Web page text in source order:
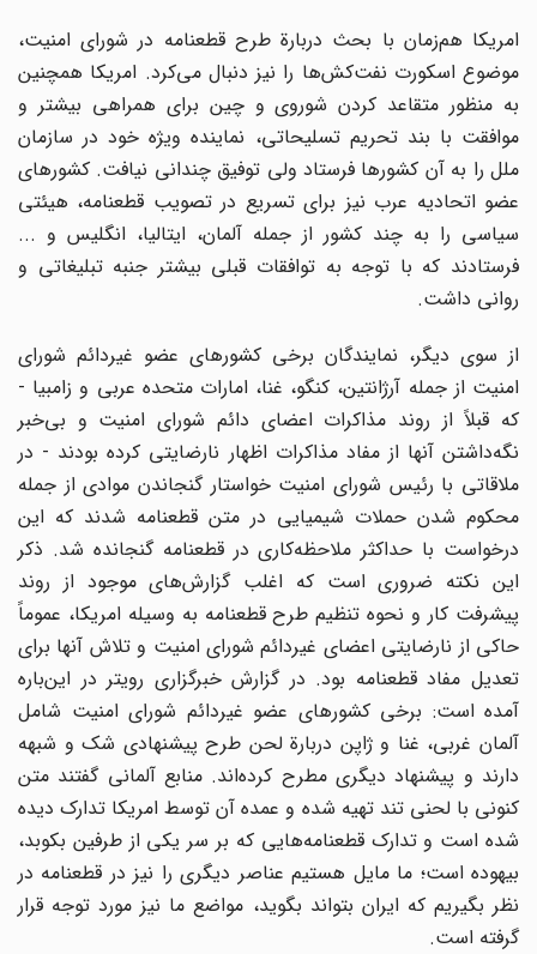
امریکا هم‌زمان با بحث دربارة طرح قطعنامه در شورای امنیت،
موضوع اسکورت نفت‌کش‌ها را نیز دنبال می‌کرد. امریکا همچنین
به منظور متقاعد کردن شوروی و چین برای همراهی بیشتر و
موافقت با بند تحریم تسلیحاتی، نماینده ویژه خود در سازمان
ملل را به آن کشورها فرستاد ولی توفیق چندانی نیافت. کشورهای
عضو اتحادیه عرب نیز برای تسریع در تصویب قطعنامه، هیئتی
سیاسی را به چند کشور از جمله آلمان، ایتالیا، انگلیس و ...
فرستادند که با توجه به توافقات قبلی بیشتر جنبه تبلیغاتی و
روانی داشت.
از سوی دیگر، نمایندگان برخی کشورهای عضو غیردائم شورای
امنیت از جمله آرژانتین، کنگو، غنا، امارات متحده عربی و زامبیا -
که قبلاً از روند مذاکرات اعضای دائم شورای امنیت و بی‌خبر
نگه‌داشتن آنها از مفاد مذاکرات اظهار نارضایتی کرده بودند - در
ملاقاتی با رئیس شورای امنیت خواستار گنجاندن موادی از جمله
محکوم شدن حملات شیمیایی در متن قطعنامه شدند که این
درخواست با حداکثر ملاحظه‌کاری در قطعنامه گنجانده شد. ذکر
این نکته ضروری است که اغلب گزارش‌های موجود از روند
پیشرفت کار و نحوه تنظیم طرح قطعنامه به وسیله امریکا، عموماً
حاکی از نارضایتی اعضای غیردائم شورای امنیت و تلاش آنها برای
تعدیل مفاد قطعنامه بود. در گزارش خبرگزاری رویتر در این‌باره
آمده است: برخی کشورهای عضو غیردائم شورای امنیت شامل
آلمان غربی، غنا و ژاپن دربارة لحن طرح پیشنهادی شک و شبهه
دارند و پیشنهاد دیگری مطرح کرده‌اند. منابع آلمانی گفتند متن
کنونی با لحنی تند تهیه شده و عمده آن توسط امریکا تدارک دیده
شده است و تدارک قطعنامه‌هایی که بر سر یکی از طرفین بکوبد،
بیهوده است؛ ما مایل هستیم عناصر دیگری را نیز در قطعنامه در
نظر بگیریم که ایران بتواند بگوید، مواضع ما نیز مورد توجه قرار
گرفته است.